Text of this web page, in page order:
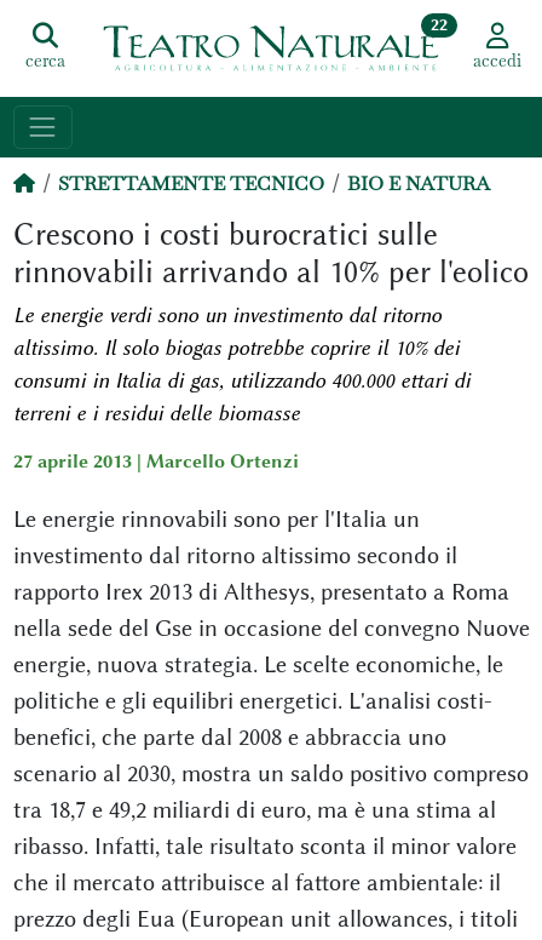
cerca
22
accedi
STRETTAMENTE TECNICO BIO E NATURA
Crescono i costi burocratici sulle
rinnovabili arrivando al 10% per l'eolico
Le energie verdi sono un investimento dal ritorno
altissimo. Il solo biogas potrebbe coprire il 10% dei
consumi in Italia di gas, utilizzando 400.000 ettari di
terreni e i residui delle biomasse
27 aprile 2013 | Marcello Ortenzi
Le energie rinnovabili sono per l'Italia un
investimento dal ritorno altissimo secondo il
rapporto Irex 2013 di Althesys, presentato a Roma
nella sede del Gse in occasione del convegno Nuove
energie, nuova strategia. Le scelte economiche, le
politiche e gli equilibri energetici. L'analisi costi-
benefici, che parte dal 2008 e abbraccia uno
scenario al 2030, mostra un saldo positivo compreso
tra 18,7 e 49,2 miliardi di euro, ma è una stima al
ribasso. Infatti, tale risultato sconta il minor valore
che il mercato attribuisce al fattore ambientale: il
prezzo degli Eua (European unit allowances, i titoli